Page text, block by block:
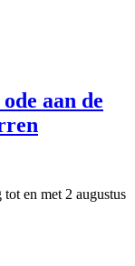
aan de
en met 2 augustus